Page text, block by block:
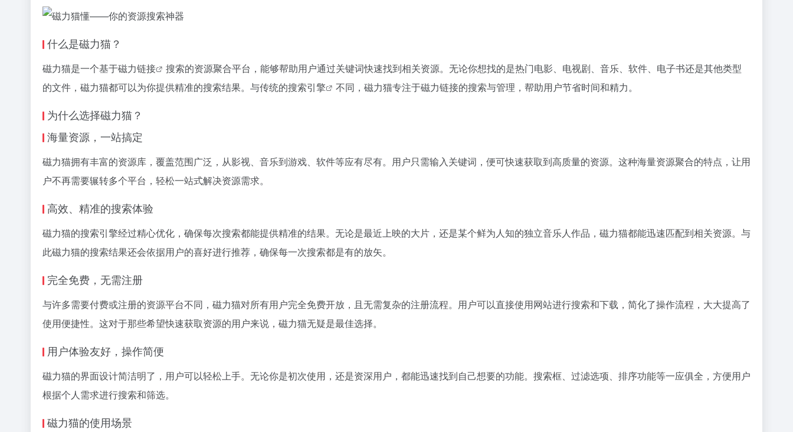
什么是磁力猫？
磁力猫是一个基于磁力链接
搜索的资源聚合平台，能够帮助用户通过关键词快速找到相关资源。无论你想找的是热门电影、电视剧、音乐、软件、电子书还是其他类型
的文件， 磁力猫都可以为你提供精准的搜索结果。与传统的搜索引擎 不同，磁力猫专注于磁力链接的搜索与管理，帮助用户节省时间和精力。
为什么选择磁力猫？
海量资源，一站搞定
磁力猫拥有丰富的资源库，覆盖范围广泛，从影视、音乐到游戏、软件等应有尽有。用户只需输入关键词，便可快速获取到高质量的资源。这种海量资源聚合的特点，让用
户不再需要辗转多个平台，轻松一站式解决资源需求。
高效、精准的搜索体验
磁力猫的搜索引擎经过精心优化，确保每次搜索都能提供精准的结果。无论是最近上映的大片，还是某个鲜为人知的独立音乐人作品，磁力猫都能迅速匹配到相关资源。与
此磁力猫的搜索结果还会依据用户的喜好进行推荐，确保每一次搜索都是有的放矢。
完全免费，无需注册
与许多需要付费或注册的资源平台不同，磁力猫对所有用户完全免费开放，且无需复杂的注册流程。用户可以直接使用网站进行搜索和下载，简化了操作流程，大大提高了
使用便捷性。这对于那些希望快速获取资源的用户来说，磁力猫无疑是最佳选择。
用户体验友好，操作简便
磁力猫的界面设计简洁明了，用户可以轻松上手。无论你是初次使用，还是资深用户，都能迅速找到自己想要的功能。搜索框、过滤选项、排序功能等一应俱全，方便用户
根据个人需求进行搜索和筛选。
磁力猫的使用场景